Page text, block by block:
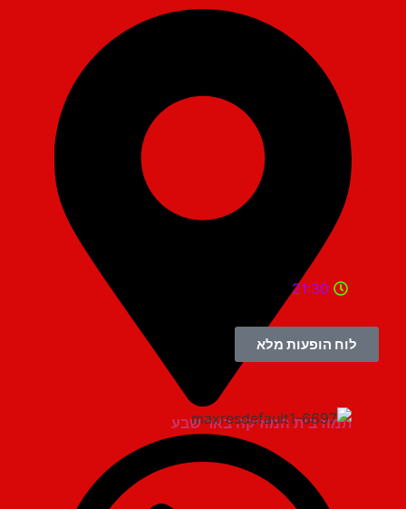
תמוז בית המוזיקה באר שבע
21:30
לוח הופעות מלא